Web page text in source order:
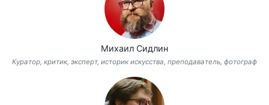
Михаил Сидлин
Куратор, критик, эксперт, историк искусства, преподаватель, фотограф